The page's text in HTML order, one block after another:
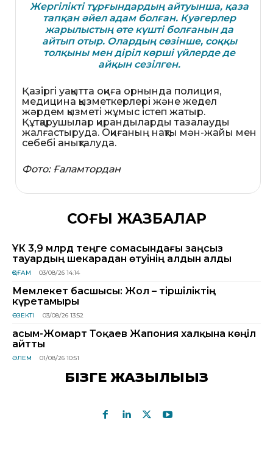
Жергілікті тұрғындардың айтуынша, қаза
тапқан әйел адам болған. Куәгерлер
жарылыстың өте күшті болғанын да
айтып отыр. Олардың сөзінше, соққы
толқыны мен діріл көрші үйлерде де
айқын сезілген.
Қазіргі уақытта оқиға орнында полиция,
медицина қызметкерлері және жедел
жәрдем қызметі жұмыс істеп жатыр.
Құтқарушылар қирандыларды тазалауды
жалғастыруда. Оқиғаның нақты мән-жайы мен
себебі анықталуда.
Фото: Ғаламтордан
СОҢҒЫ ЖАЗБАЛАР
ҰҚК 3,9 млрд теңге сомасындағы заңсыз
тауардың шекарадан өтуінің алдын алды
ҚОҒАМ 03/08/26 14:14
Мемлекет басшысы: Жол – тіршіліктің
күретамыры
ӨЗЕКТІ 03/08/26 13:52
Қасым-Жомарт Тоқаев Жапония халқына көңіл
айтты
ӘЛЕМ 01/08/26 10:51
БІЗГЕ ЖАЗЫЛЫҢЫЗ